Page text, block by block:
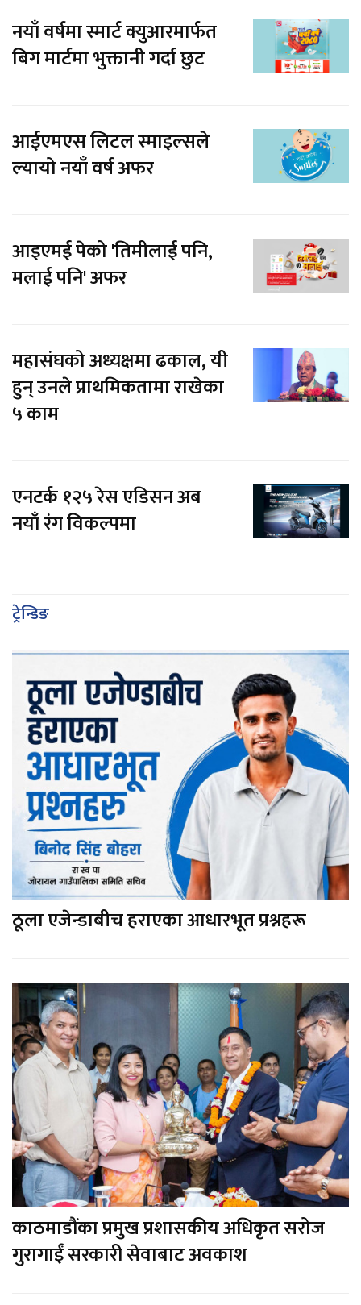
नयाँ वर्षमा स्मार्ट क्युआरमार्फत
बिग मार्टमा भुक्तानी गर्दा छुट
आईएमएस लिटल स्माइल्सले
ल्यायो नयाँ वर्ष अफर
आइएमई पेको 'तिमीलाई पनि,
मलाई पनि' अफर
महासंघको अध्यक्षमा ढकाल, यी
हुन् उनले प्राथमिकतामा राखेका
५ काम
एनटर्क १२५ रेस एडिसन अब
नयाँ रंग विकल्पमा
ट्रेन्डिङ
ठूला एजेन्डाबीच हराएका आधारभूत प्रश्नहरू
काठमाडौंका प्रमुख प्रशासकीय अधिकृत सरोज
गुरागाईं सरकारी सेवाबाट अवकाश